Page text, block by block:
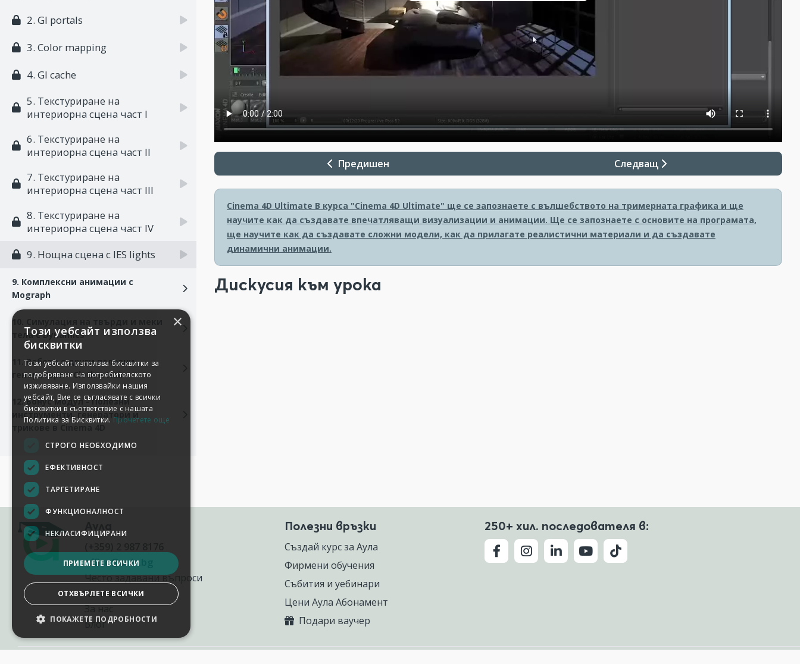
2. GI portals
3. Color mapping
4. GI cache
5. Текстуриране на
интериорна сцена част I
6. Текстуриране на
интериорна сцена част II
7. Текстуриране на
интериорна сцена част III
8. Текстуриране на
интериорна сцена част IV
9. Нощна сцена с IES lights
9. Комплексни анимации с
Mograph
10. Симулация на твърди и меки
тела с Dynamics
11. Работа с други полезни
генератори - Cloth и Hair
12. Бонус модул - Полезни
инструменти, генератори и
Предишен Следващ
Cinema 4D Ultimate В курса "Cinema 4D Ultimate" ще се запознаете с вълшебството на тримерната графика и ще
научите как да създавате впечатляващи визуализации и анимации. Ще се запознаете с основите на програмата,
ще научите как да създавате сложни модели, как да прилагате реалистични материали и да създавате
динамични анимации.
Дискусия към урока
office@aula.bg
Често задавани въпроси
Контакти
За нас
Блог
Полезни връзки
Създай курс за Аула
Фирмени обучения
Събития и уебинари
Цени Аула Абонамент
Подари ваучер
250+ хил. последователя в:
×
Този уебсайт използва
бисквитки
Този уебсайт използва бисквитки за
подобряване на потребителското
изживяване. Използвайки нашия
уебсайт, Вие се съгласявате с всички
бисквитки в съответствие с нашата
Политика за Бисквитки. Прочетете още
СТРОГО НЕОБХОДИМО
ЕФЕКТИВНОСТ
ТАРГЕТИРАНЕ
ФУНКЦИОНАЛНОСТ
НЕКЛАСИФИЦИРАНИ
ПРИЕМЕТЕ ВСИЧКИ
ОТХВЪРЛЕТЕ ВСИЧКИ
ПОКАЖЕТЕ ПОДРОБНОСТИ